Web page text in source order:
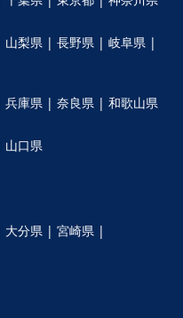
山梨県 | 長野県 | 岐阜県 |
兵庫県 | 奈良県 | 和歌山県
山口県
大分県 | 宮崎県 |